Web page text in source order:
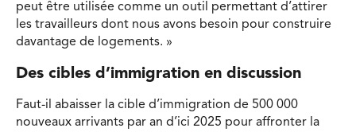
peut être utilisée comme un outil permettant d’attirer
les travailleurs dont nous avons besoin pour construire
davantage de logements. »
Des cibles d ’immigration en discussion
Faut-il abaisser la cible d’immigration de 500 000
nouveaux arrivants par an d’ici 2025 pour affronter la